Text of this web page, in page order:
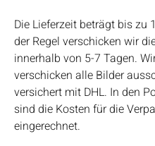
Die Lieferzeit beträgt bis zu
der Regel verschicken wir
innerhalb von 5-7 Tagen.
verschicken alle Bilder
versichert mit DHL. In den
sind die Kosten für die
eingerechnet.